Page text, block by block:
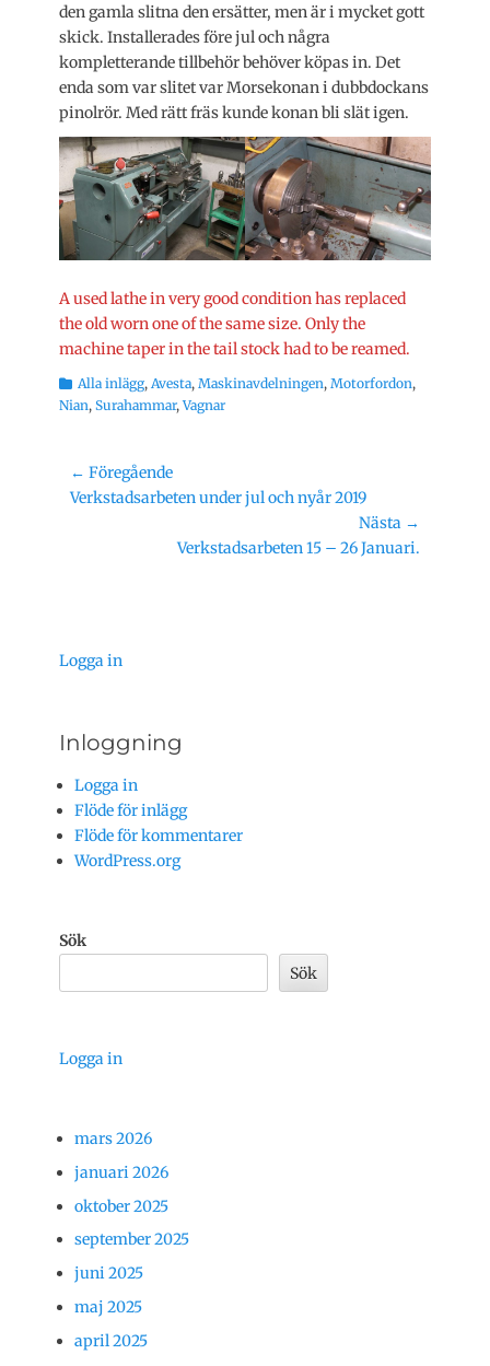
den gamla slitna den ersätter, men är i mycket gott
skick. Installerades före jul och några
kompletterande tillbehör behöver köpas in. Det
enda som var slitet var Morsekonan i dubbdockans
pinolrör. Med rätt fräs kunde konan bli slät igen.
A used lathe in very good condition has replaced
the old worn one of the same size. Only the
machine taper in the tail stock had to be reamed.
Kategorier
Alla inlägg, Avesta, Maskinavdelningen, Motorfordon,
Nian, Surahammar,Vagnar
Inläggsnavigering
← Föregående
Föregående
Verkstadsarbeten under jul och nyår 2019
Nästa →
Verkstadsarbeten 15 – 26 Januari.
Logga in
Inloggning
Logga in
Flöde för inlägg
Flöde för kommentarer
WordPress.org
Sök
Sök
Logga in
mars 2026
januari 2026
oktober 2025
september 2025
juni 2025
maj 2025
april 2025